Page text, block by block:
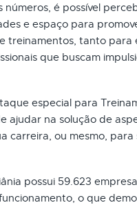
números, é possível
e espaço para
treinamentos, tanto para
que buscam
especial para
ajudar na solução de
carreira, ou mesmo, para
possui 59.623
o que